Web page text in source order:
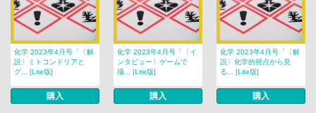
化学 2023年4月号「〔解
説〕ミトコンドリアと
グ... [Lite版]
購入
化学 2023年4月号「〔イ
ンタビュー〕ゲームで
描... [Lite版]
購入
化学 2023年4月号「〔解
説〕化学的視点から見
る... [Lite版]
購入